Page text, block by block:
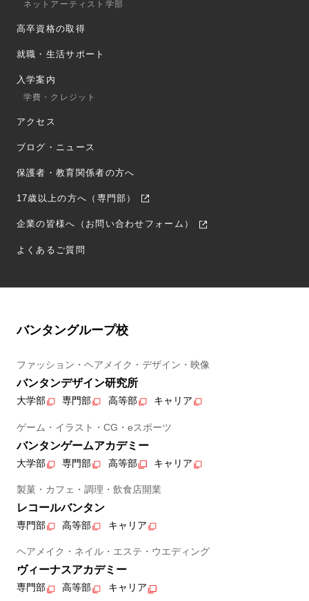
ネットアーティスト学部
高卒資格の取得
就職・生活サポート
入学案内
学費・クレジット
アクセス
ブログ・ニュース
保護者・教育関係者の方へ
17歳以上の方へ（専門部）
企業の皆様へ（お問い合わせフォーム）
よくあるご質問
バンタングループ校
ファッション・ヘアメイク・デザイン・映像
バンタンデザイン研究所
大学部 専門部 高等部 キャリア
ゲーム・イラスト・CG・eスポーツ
バンタンゲームアカデミー
大学部 専門部 高等部 キャリア
製菓・カフェ・調理・飲食店開業
レコールバンタン
専門部 高等部 キャリア
ヘアメイク・ネイル・エステ・ウエディング
ヴィーナスアカデミー
専門部 高等部 キャリア